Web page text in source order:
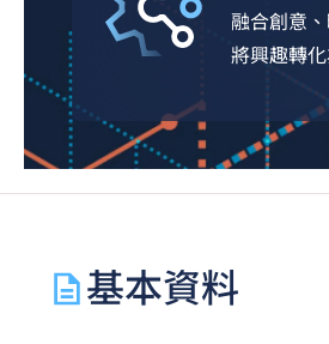
融合創意
將興趣轉化
基本資料